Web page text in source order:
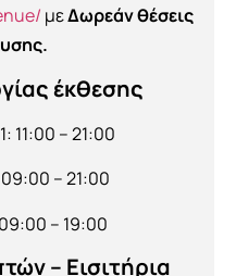
μεΔωρεάν θέσεις
έκθεσης
11:00 – 21:00
– 21:00
– 19:00
– Εισιτήρια